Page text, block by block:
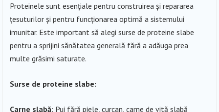
Proteinele sunt esențiale pentru construirea și repararea
țesuturilor și pentru funcționarea optimă a sistemului
imunitar. Este important să alegi surse de proteine slabe
pentru a sprijini sănătatea generală fără a adăuga prea
multe grăsimi saturate.
Surse de proteine slabe:
Carne slabă: Pui fără piele, curcan, carne de vită slabă